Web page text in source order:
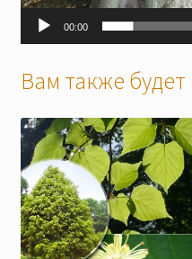
00:00
Вам также